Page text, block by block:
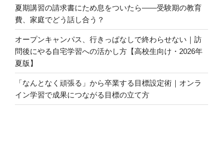
夏期講習の請求書にため息をついたら――受験期の教育
費、家庭でどう話し合う？
オープンキャンパス、行きっぱなしで終わらせない｜訪
問後にやる自宅学習への活かし方【高校生向け・2026年
夏版】
「なんとなく頑張る」から卒業する目標設定術｜オンラ
イン学習で成果につながる目標の立て方